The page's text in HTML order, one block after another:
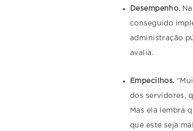
Desempenho.
conseguido
administração
avalia.
Empecilhos.
dos servidores,
Mas ela lembra
que este seja